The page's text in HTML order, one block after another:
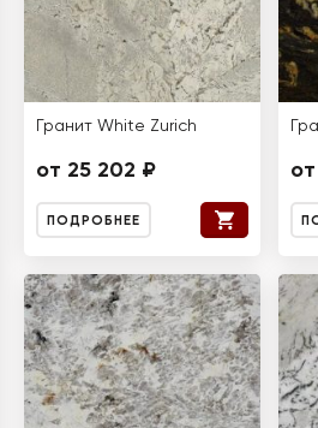
Гранит White Zurich
от 25 202 ₽
ПОДРОБНЕЕ